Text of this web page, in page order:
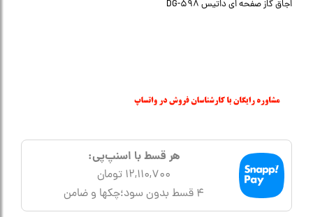
اجاق گاز صفحه ای داتیس DG-598
هر قسط با اسنپ‌پی:
12,110,700 تومان
۴ قسط بدون سود؛چکها و ضامن